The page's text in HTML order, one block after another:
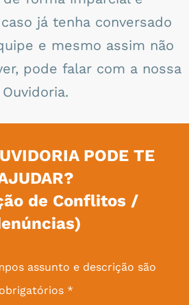
já tenha conversado
e mesmo assim não
pode falar com a nossa
Ouvidoria.
PODE TE
de Conflitos /
assunto e descrição são
obrigatórios *